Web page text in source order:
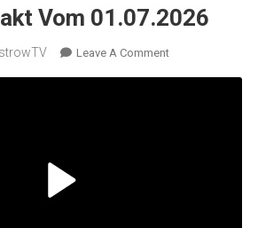
Vom 01.07.2026
Leave A CommentOn